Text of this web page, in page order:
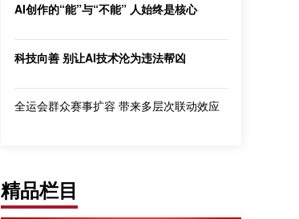
AI创作的“能”与“不能” 人始终是核心
科技向善 别让AI技术沦为违法帮凶
全运会群众赛事扩容 带来多层次联动效应
精品栏目